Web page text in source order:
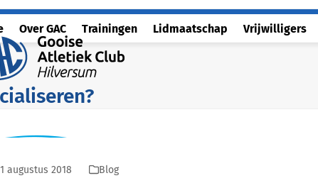
Over GAC Trainingen Lidmaatschap Vrijwilligers
augustus 2018 Blog